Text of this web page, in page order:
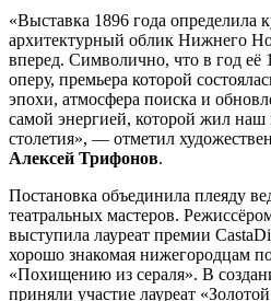
«Выставка 1896 года определила
архитектурный облик Нижнего
вперед. Символично, что в год её
оперу, премьера которой
эпохи, атмосфера поиска и
самой энергией, которой жил наш
столетия», — отметил
Алексей Трифонов.
Постановка объединила плеяду
театральных мастеров.
выступила лауреат премии
хорошо знакомая нижегородцам
«Похищению из сераля». В
приняли участие лауреат